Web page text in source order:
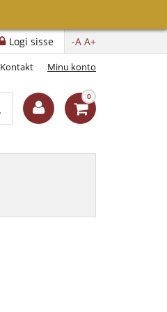
-A A+
Logi sisse
Kontakt Minu konto
0